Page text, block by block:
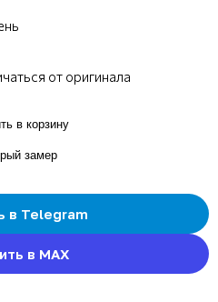
от оригинала
в корзину
замер
в Telegram
в MAX